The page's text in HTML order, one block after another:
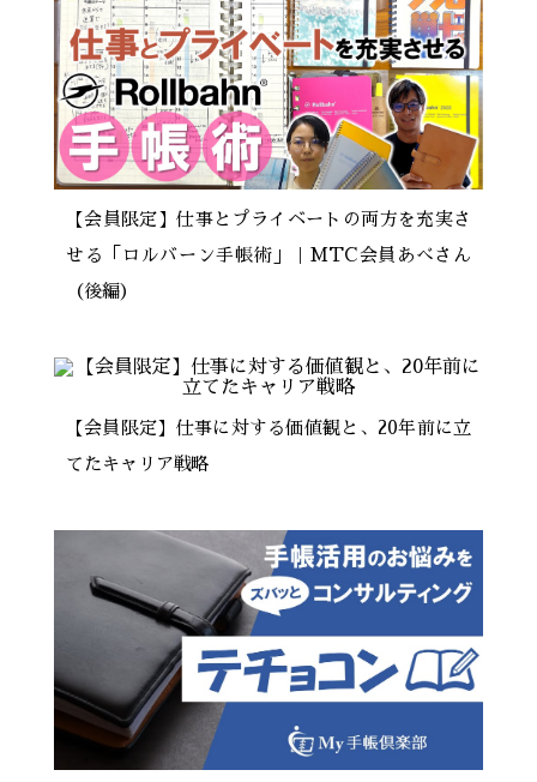
【会員限定】仕事とプライベートの両方を充実さ
せる「ロルバーン手帳術」｜MTC会員あべさん
（後編）
【会員限定】仕事に対する価値観と、20年前に立
てたキャリア戦略